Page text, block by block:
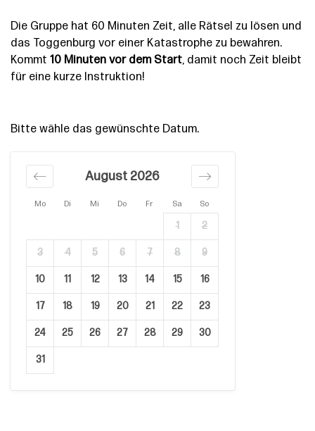
Die Gruppe hat 60 Minuten Zeit, alle Rätsel zu lösen und
das Toggenburg vor einer Katastrophe zu bewahren.
Kommt 10 Minuten vor dem Start, damit noch Zeit bleibt
für eine kurze Instruktion!
Bitte wähle das gewünschte Datum.
Mo Di Mi Do Fr Sa So
August 2026
1 2
3 4 5 6 7 8 9
10 11 12 13 14 15 16
17 18 19 20 21 22 23
24 25 26 27 28 29 30
31